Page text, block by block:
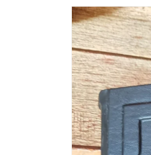
as
informações
do produto